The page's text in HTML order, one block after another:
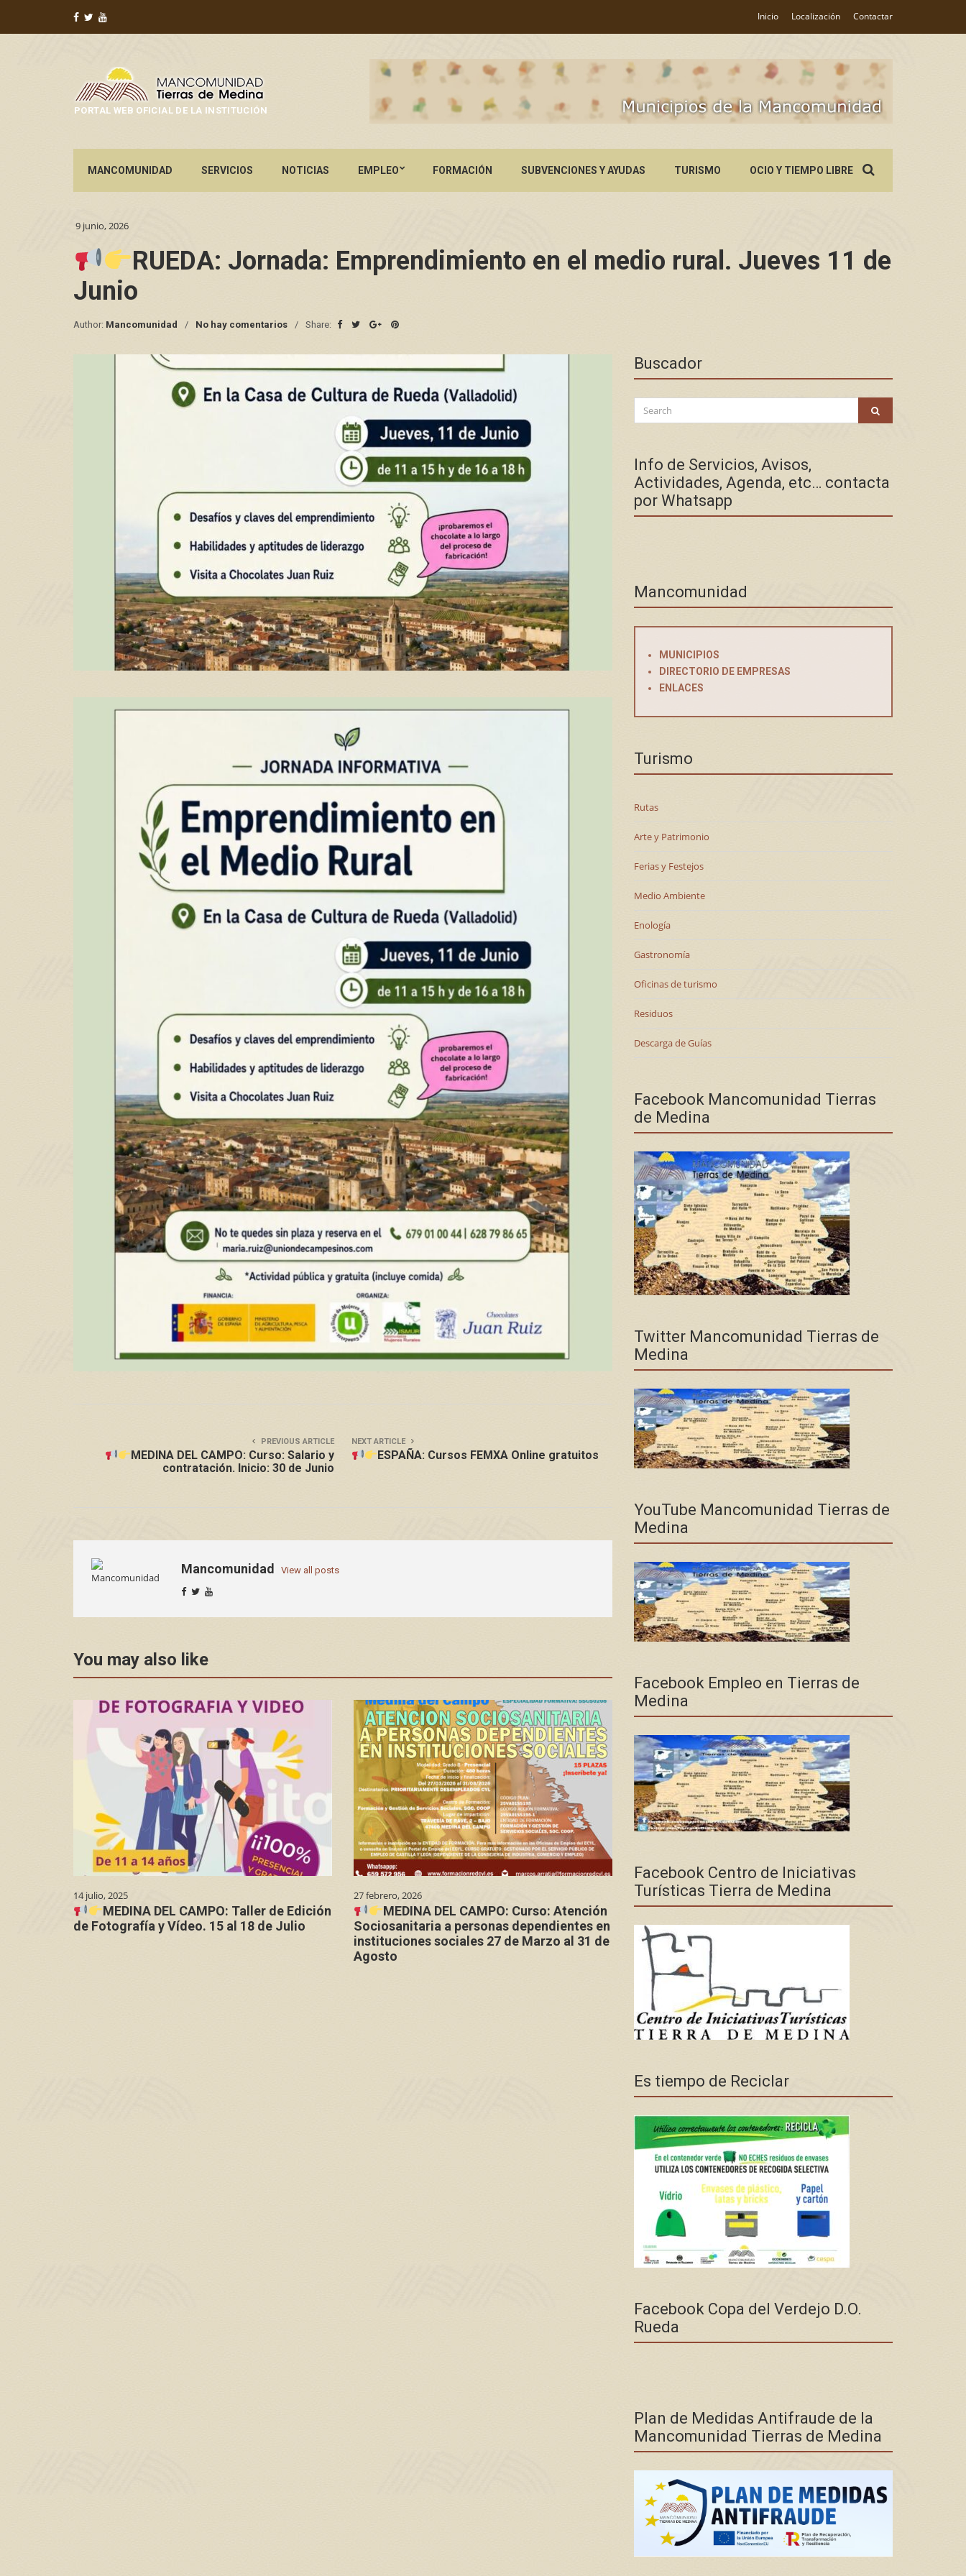
Inicio Localización Contactar
PORTAL WEB OFICIAL DE LA INSTITUCIÓN
MANCOMUNIDAD SERVICIOS NOTICIAS EMPLEO FORMACIÓN SUBVENCIONES Y AYUDAS TURISMO OCIO Y TIEMPO LIBREfor:
9 junio, 2026
RUEDA: Jornada: Emprendimiento en el medio rural. Jueves 11 de
Junio
Author: Mancomunidad No hay comentarios Share:
PREVIOUS ARTICLE
MEDINA DEL CAMPO: Curso: Salario y
contratación. Inicio: 30 de Junio
NEXT ARTICLE
ESPAÑA: Cursos FEMXA Online gratuitos
Mancomunidad View all posts
You may also like
14 julio, 2025
MEDINA DEL CAMPO: Taller de Edición
de Fotografía y Vídeo. 15 al 18 de Julio
27 febrero, 2026
MEDINA DEL CAMPO: Curso: Atención
Sociosanitaria a personas dependientes en
instituciones sociales 27 de Marzo al 31 de
Agosto
Buscador
Search
for:
Info de Servicios, Avisos,
Actividades, Agenda, etc… contacta
por Whatsapp
Mancomunidad
MUNICIPIOS
DIRECTORIO DE EMPRESAS
ENLACES
Turismo
Rutas
Arte y Patrimonio
Ferias y Festejos
Medio Ambiente
Enología
Gastronomía
Oficinas de turismo
Residuos
Descarga de Guías
Facebook Mancomunidad Tierras
de Medina
Twitter Mancomunidad Tierras de
Medina
YouTube Mancomunidad Tierras de
Medina
Facebook Empleo en Tierras de
Medina
Facebook Centro de Iniciativas
Turísticas Tierra de Medina
Es tiempo de Reciclar
Facebook Copa del Verdejo D.O.
Rueda
Plan de Medidas Antifraude de la
Mancomunidad Tierras de Medina